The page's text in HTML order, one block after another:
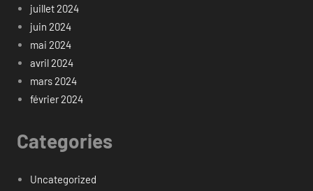
juillet 2024
juin 2024
mai 2024
avril 2024
mars 2024
février 2024
Categories
Uncategorized